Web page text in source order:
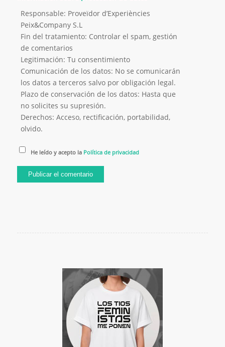
Responsable: Proveïdor d’Experiències
Peix&Company S.L
Fin del tratamiento: Controlar el spam, gestión
de comentarios
Legitimación: Tu consentimiento
Comunicación de los datos: No se comunicarán
los datos a terceros salvo por obligación legal.
Plazo de conservación de los datos: Hasta que
no solicites su supresión.
Derechos: Acceso, rectificación, portabilidad,
olvido.
He leído y acepto la Política de privacidad